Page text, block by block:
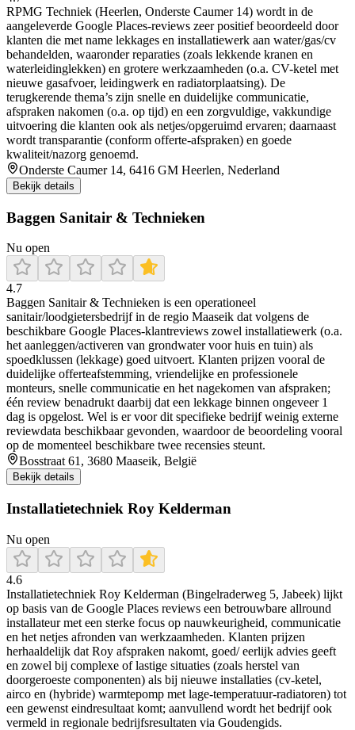
RPMG Techniek (Heerlen, Onderste Caumer 14) wordt in de
aangeleverde Google Places-reviews zeer positief beoordeeld door
klanten die met name lekkages en installatiewerk aan water/gas/cv
behandelden, waaronder reparaties (zoals lekkende kranen en
waterleidinglekken) en grotere werkzaamheden (o.a. CV-ketel met
nieuwe gasafvoer, leidingwerk en radiatorplaatsing). De
terugkerende thema’s zijn snelle en duidelijke communicatie,
afspraken nakomen (o.a. op tijd) en een zorgvuldige, vakkundige
uitvoering die klanten ook als netjes/opgeruimd ervaren; daarnaast
wordt transparantie (conform offerte-afspraken) en goede
kwaliteit/nazorg genoemd.
Onderste Caumer 14, 6416 GM Heerlen, Nederland
Bekijk details
Baggen Sanitair & Technieken
Nu open
4.7
Baggen Sanitair & Technieken is een operationeel
sanitair/loodgietersbedrijf in de regio Maaseik dat volgens de
beschikbare Google Places-klantreviews zowel installatiewerk (o.a.
het aanleggen/activeren van grondwater voor huis en tuin) als
spoedklussen (lekkage) goed uitvoert. Klanten prijzen vooral de
duidelijke offerteafstemming, vriendelijke en professionele
monteurs, snelle communicatie en het nagekomen van afspraken;
één review benadrukt daarbij dat een lekkage binnen ongeveer 1
dag is opgelost. Wel is er voor dit specifieke bedrijf weinig externe
reviewdata beschikbaar gevonden, waardoor de beoordeling vooral
op de momenteel beschikbare twee recensies steunt.
Bosstraat 61, 3680 Maaseik, België
Bekijk details
Installatietechniek Roy Kelderman
Nu open
4.6
Installatietechniek Roy Kelderman (Bingelraderweg 5, Jabeek) lijkt
op basis van de Google Places reviews een betrouwbare allround
installateur met een sterke focus op nauwkeurigheid, communicatie
en het netjes afronden van werkzaamheden. Klanten prijzen
herhaaldelijk dat Roy afspraken nakomt, goed/ eerlijk advies geeft
en zowel bij complexe of lastige situaties (zoals herstel van
doorgeroeste componenten) als bij nieuwe installaties (cv-ketel,
airco en (hybride) warmtepomp met lage-temperatuur-radiatoren) tot
een gewenst eindresultaat komt; aanvullend wordt het bedrijf ook
vermeld in regionale bedrijfsresultaten via Goudengids.